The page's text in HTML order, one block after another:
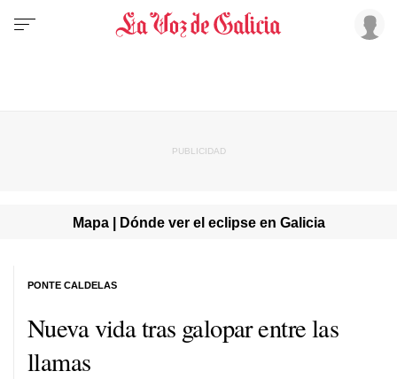
Mapa | Dónde ver el eclipse en Galicia
Nueva vida tras galopar entre las
llamas
PONTE CALDELAS